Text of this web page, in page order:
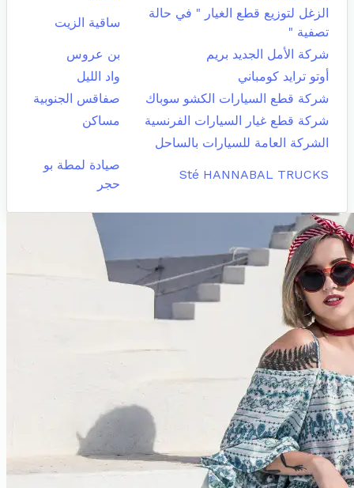
الزغل لتوزيع قطع الغيار " في حالة
تصفية "
ساقية الزيت
شركة الأمل الجديد بريم
بن عروس
أوتو ترايد كومباني
واد الليل
شركة قطع السيارات الكشو سوباك
صفاقس الجنوبية
شركة قطع غيار السيارات الفرنسية
مساكن
الشركة العامة للسيارات بالساحل
Sté HANNABAL TRUCKS
صيادة لمطة بو
حجر